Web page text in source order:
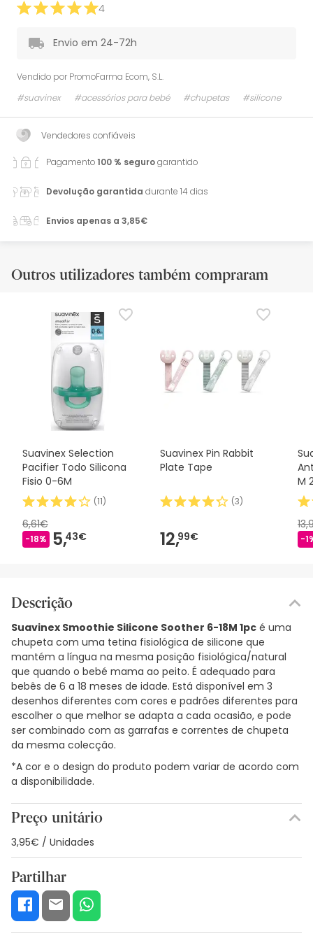
4
Envio em 24-72h
Vendido por PromoFarma Ecom, S.L.
#suavinex
#acessórios para bebé #chupetas #silicone
Vendedores confiáveis
Pagamento100 % segurogarantido
Devolução garantida durante 14 dias
Envios apenas a 3,85€
Outros utilizadores também compraram
Suavinex Selection
Pacifier Todo Silicona
Fisio 0-6M
(11)
6,61€
-18% 5,43€
Suavinex Pin Rabbit
Plate Tape
(3)
12,99€
M
-
Descrição
Suavinex Smoothie Silicone Soother 6-18M 1pc é uma
chupeta com uma tetina fisiológica de silicone que
mantém a língua na mesma posição fisiológica/natural
que quando o bebé mama ao peito. É adequado para
bebês de 6 a 18 meses de idade. Está disponível em 3
desenhos diferentes com cores e padrões diferentes para
escolher o que melhor se adapta a cada ocasião, e pode
ser combinado com as garrafas e correntes de chupeta
da mesma colecção.
*A cor e o design do produto podem variar de acordo com
a disponibilidade.
Preço unitário
3,95€ / Unidades
Partilhar